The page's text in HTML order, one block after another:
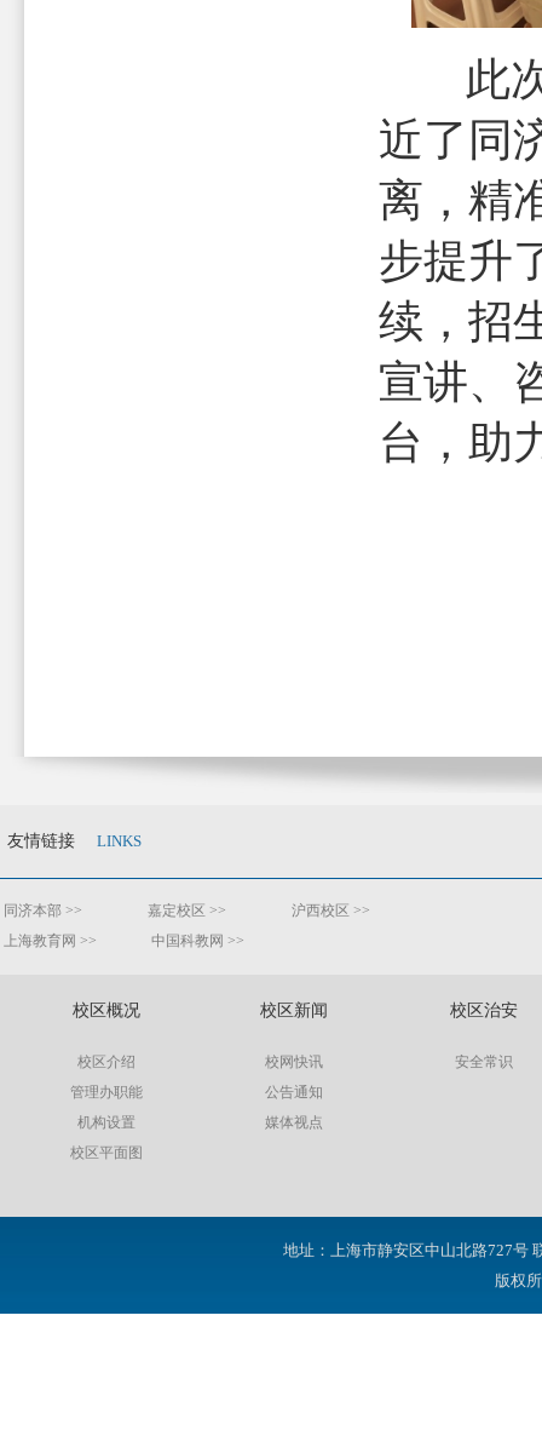
此次
近了同
离，精
步提升
续，招
宣讲、
台，助
友情链接 LINKS
同济本部 >> 嘉定校区 >>
沪西校区 >>
上海教育网 >>
中国科教网 >>
校区概况
校区介绍
管理办职能
机构设置
校区平面图
校区新闻
校网快讯
公告通知
媒体视点
校区治安
安全常识
地址：上海市静安区中山北路727号
版权